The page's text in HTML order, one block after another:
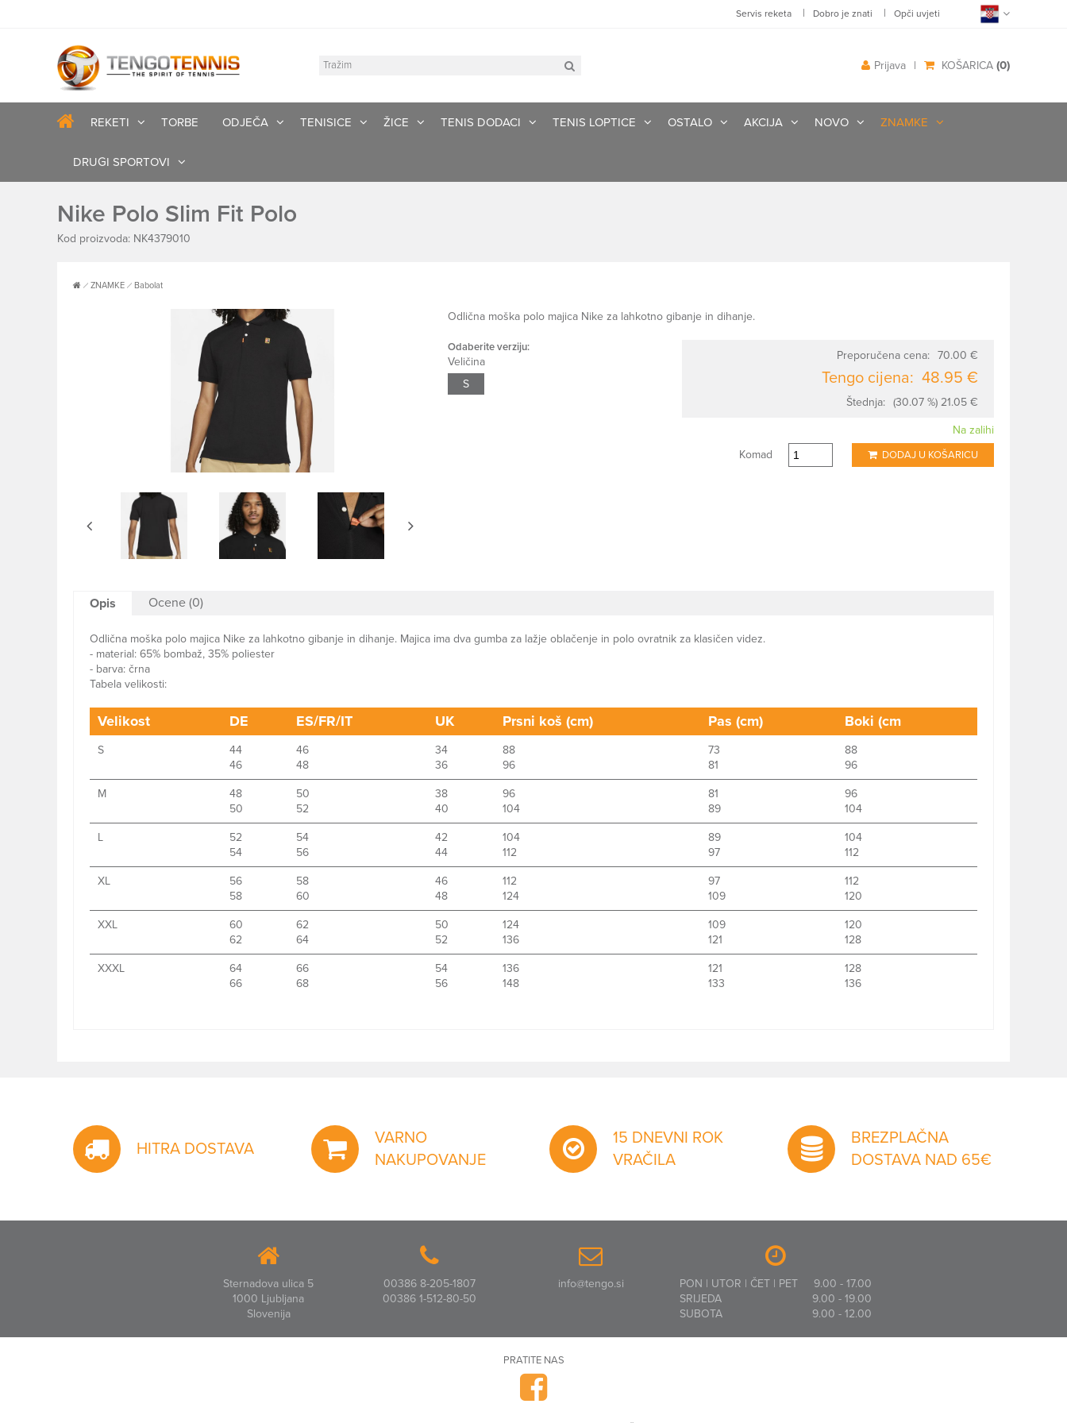
Servis reketa | Dobro je znati | Opči uvjeti
KOŠARICA (0)
|
Prijava
REKETI TORBE ODJEČA TENISICE ŽICE TENIS DODACI TENIS LOPTICE OSTALO AKCIJA NOVO ZNAMKE
DRUGI SPORTOVI
Nike Polo Slim Fit Polo
Kod proizvoda: NK4379010
ZNAMKE Babolat
Odlična moška polo majica Nike za lahkotno gibanje in dihanje.
Odaberite verziju:
Veličina
S
Preporučena cena: 70.00 €
Tengo cijena: 48.95 €
Štednja: (30.07 %) 21.05 €
Na zalihi
Komad
DODAJ U KOŠARICU
Opis Ocene (0)
Odlična moška polo majica Nike za lahkotno gibanje in dihanje. Majica ima dva gumba za lažje oblačenje in polo ovratnik za klasičen videz.
- material: 65% bombaž, 35% poliester
- barva: črna
Tabela velikosti:
Velikost DE ES/FR/IT UK Prsni koš (cm) Pas (cm) Boki (cm
S
44
46
46
48
34
36
88
96
73
81
88
96
M
48
50
50
52
38
40
96
104
81
89
96
104
L
52
54
54
56
42
44
104
112
89
97
104
112
XL
56
58
58
60
46
48
112
124
97
109
112
120
XXL
60
62
62
64
50
52
124
136
109
121
120
128
XXXL
64
66
66
68
54
56
136
148
121
133
128
136
HITRA DOSTAVA
VARNO
NAKUPOVANJE
15 DNEVNI ROK
VRAČILA
BREZPLAČNA
DOSTAVA NAD 65€
Sternadova ulica 5
1000 Ljubljana
Slovenija
00386 8-205-1807
00386 1-512-80-50
info@tengo.si PON | UTOR | ČET | PET
9.00 - 17.00
SRIJEDA
9.00 - 19.00
SUBOTA
9.00 - 12.00
PRATITE NAS